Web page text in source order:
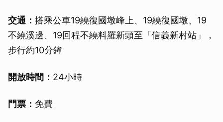
交通： 搭乘公車19繞復國墩峰上、19繞復國墩、19
不繞溪邊、19回程不繞料羅新頭至「信義新村站」，
步行約10分鐘
開放時間： 24小時
門票： 免費